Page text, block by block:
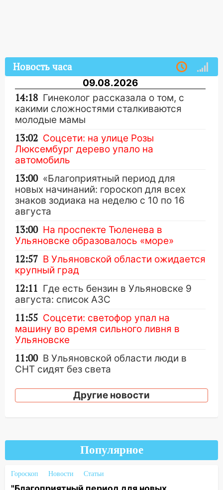
Новость часа
09.08.2026
14:18 Гинеколог рассказала о том, с
какими сложностями сталкиваются
молодые мамы
13:02 Соцсети: на улице Розы
Люксембург дерево упало на
автомобиль
13:00 «Благоприятный период для
новых начинаний: гороскоп для всех
знаков зодиака на неделю с 10 по 16
августа
13:00 На проспекте Тюленева в
Ульяновске образовалось «море»
12:57 В Ульяновской области ожидается
крупный град
12:11 Где есть бензин в Ульяновске 9
августа: список АЗС
11:55 Соцсети: светофор упал на
машину во время сильного ливня в
Ульяновске
11:00 В Ульяновской области люди в
СНТ сидят без света
10:13 Прокуратура подвела итоги
недели в Ульяновской области
Ураган, изнасилование ребенка,
автоподставы и атака беспилотников:
важные итоги прошедшей недели в
Ульяновской области
Другие новости
Популярное
Гороскоп Новости Статьи